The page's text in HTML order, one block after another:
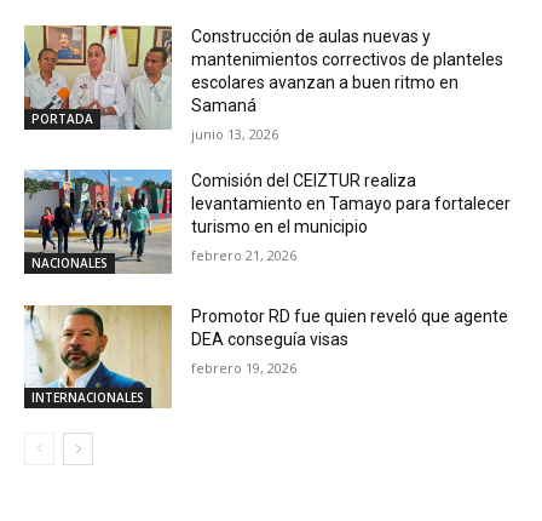
PORTADA
Construcción de aulas nuevas y
mantenimientos correctivos de planteles
escolares avanzan a buen ritmo en
Samaná
junio 13, 2026
NACIONALES
Comisión del CEIZTUR realiza
levantamiento en Tamayo para fortalecer
turismo en el municipio
febrero 21, 2026
INTERNACIONALES
Promotor RD fue quien reveló que agente
DEA conseguía visas
febrero 19, 2026